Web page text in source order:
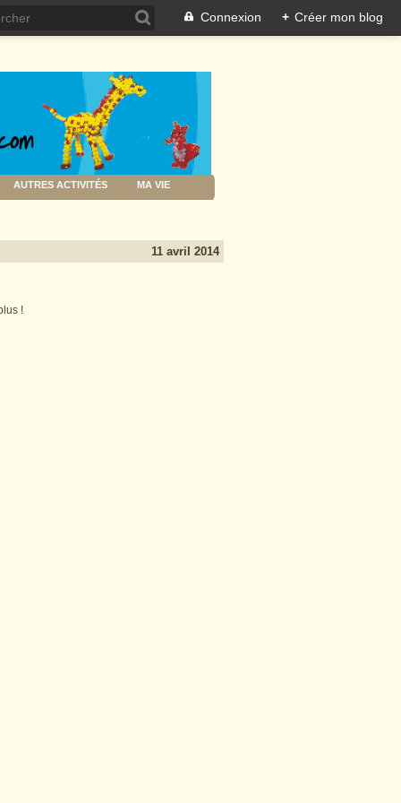
Connexion + Créer mon blog
AUTRES ACTIVITÉS MA VIE
11 avril 2014
!